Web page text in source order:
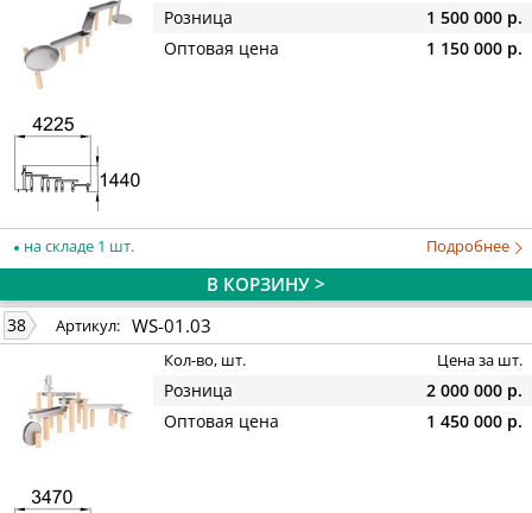
Розница
1 500 000 р.
Оптовая цена
1 150 000 р.
на складе 1 шт. Подробнее
В КОРЗИНУ >
38 Артикул: WS-01.03
Кол-во, шт. Цена за шт.
Розница
2 000 000 р.
Оптовая цена
1 450 000 р.